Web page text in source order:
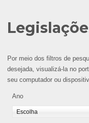
Por meio dos filtros de
desejada, visualizá-la no
seu computador ou
Ano